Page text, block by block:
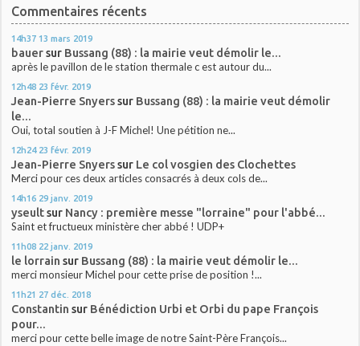
Commentaires récents
14h37 13 mars 2019
bauersur Bussang (88) : la mairie veut démolir le...
après le pavillon de le station thermale c est autour du...
12h48 23 févr. 2019
Jean-Pierre Snyerssur Bussang (88) : la mairie veut démolir
le...
Oui, total soutien à J-F Michel! Une pétition ne...
12h24 23 févr. 2019
Jean-Pierre Snyerssur Le col vosgien des Clochettes
Merci pour ces deux articles consacrés à deux cols de...
14h16 29 janv. 2019
yseultsur Nancy : première messe "lorraine" pour l'abbé...
Saint et fructueux ministère cher abbé ! UDP+
11h08 22 janv. 2019
le lorrain sur Bussang (88) : la mairie veut démolir le...
merci monsieur Michel pour cette prise de position !...
11h21 27 déc. 2018
Constantin sur Bénédiction Urbi et Orbi du pape François
pour...
merci pour cette belle image de notre Saint-Père François...